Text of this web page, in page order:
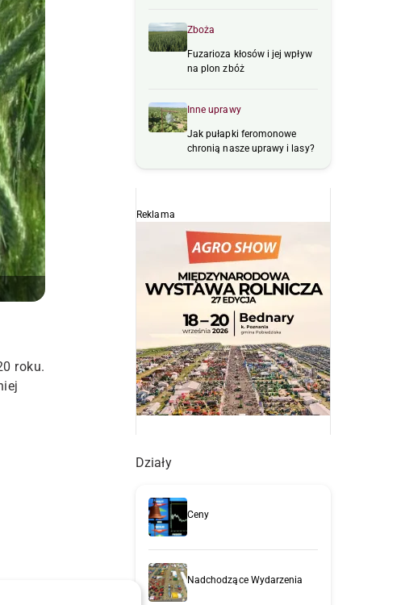
roku.
Zboża
Fuzarioza kłosów i jej wpływ
na plon zbóż
Inne uprawy
Jak pułapki feromonowe
chronią nasze uprawy i lasy?
Reklama
Działy
Ceny
Nadchodzące Wydarzenia